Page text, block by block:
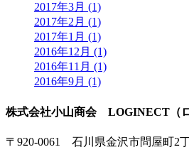
2017年3月 (1)
2017年2月 (1)
2017年1月 (1)
2016年12月 (1)
2016年11月 (1)
2016年9月 (1)
株式会社小山商会 LOGINECT（ロ
〒920-0061 石川県金沢市問屋町2